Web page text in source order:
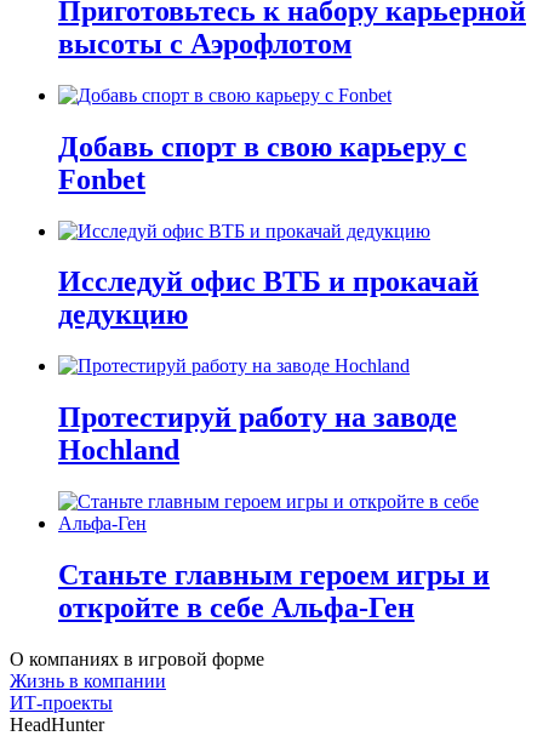
Приготовьтесь к набору карьерной
высоты с Аэрофлотом
Добавь спорт в свою карьеру с
Fonbet
Исследуй офис ВТБ и прокачай
дедукцию
Протестируй работу на заводе
Hochland
Станьте главным героем игры и
откройте в себе Альфа-Ген
О компаниях в игровой форме
Жизнь в компании
ИТ-проекты
HeadHunter